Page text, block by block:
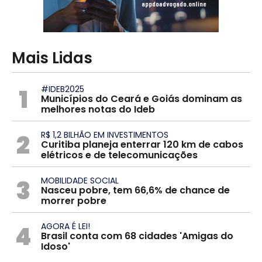
Mais Lidas
1 #IDEB2025
Municípios do Ceará e Goiás dominam as
melhores notas do Ideb
2 R$ 1,2 BILHÃO EM INVESTIMENTOS
Curitiba planeja enterrar 120 km de cabos
elétricos e de telecomunicações
3 MOBILIDADE SOCIAL
Nasceu pobre, tem 66,6% de chance de
morrer pobre
4 AGORA É LEI!
Brasil conta com 68 cidades 'Amigas do
Idoso'